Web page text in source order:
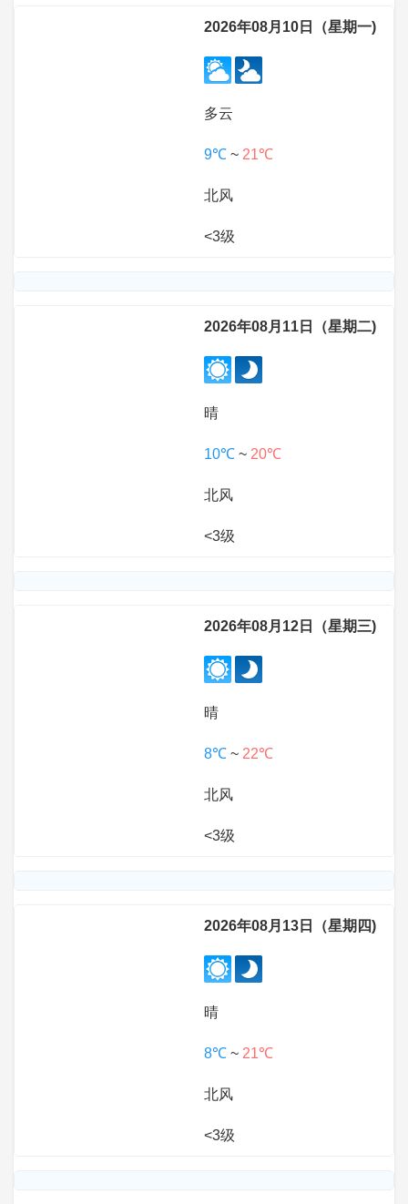
2026年08月10日（星期一)
多云
9℃ ~ 21℃
北风
<3级
2026年08月11日（星期二)
晴
10℃ ~ 20℃
北风
<3级
2026年08月12日（星期三)
晴
8℃ ~ 22℃
北风
<3级
2026年08月13日（星期四)
晴
8℃ ~ 21℃
北风
<3级